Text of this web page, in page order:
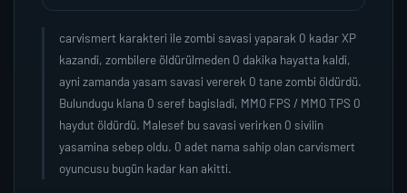
carvismert karakteri ile zombi savasi yaparak 0 kadar XP
kazandi, zombilere öldürülmeden 0 dakika hayatta kaldi,
ayni zamanda yasam savasi vererek 0 tane zombi öldürdü.
Bulundugu klana 0 seref bagisladi, MMO FPS / MMO TPS 0
haydut öldürdü. Malesef bu savasi verirken 0 sivilin
yasamina sebep oldu. 0 adet nama sahip olan carvismert
oyuncusu bugün kadar kan akitti.